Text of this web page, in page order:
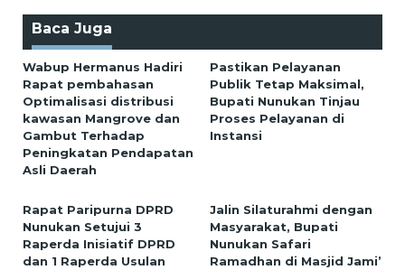
Baca Juga
Wabup Hermanus Hadiri
Rapat pembahasan
Optimalisasi distribusi
kawasan Mangrove dan
Gambut Terhadap
Peningkatan Pendapatan
Asli Daerah
Pastikan Pelayanan
Publik Tetap Maksimal,
Bupati Nunukan Tinjau
Proses Pelayanan di
Instansi
Rapat Paripurna DPRD
Nunukan Setujui 3
Raperda Inisiatif DPRD
dan 1 Raperda Usulan
Jalin Silaturahmi dengan
Masyarakat, Bupati
Nunukan Safari
Ramadhan di Masjid Jami’